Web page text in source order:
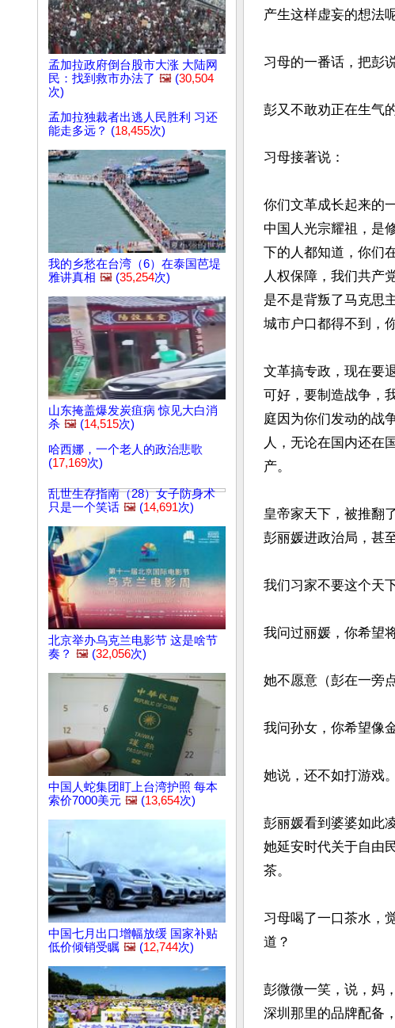
孟加拉政府倒台股市大涨 大陆网
民：找到救市办法了 🖼️ (30,504
次)
孟加拉独裁者出逃人民胜利 习还
能走多远？ (18,455次)
我的乡愁在台湾（6）在泰国芭堤
雅讲真相 🖼️ (35,254次)
山东掩盖爆发炭疽病 惊见大白消
杀 🖼️ (14,515次)
哈西娜，一个老人的政治悲歌
(17,169次)
乱世生存指南（28）女子防身术
只是一个笑话 🖼️ (14,691次)
北京举办乌克兰电影节 这是啥节
奏？ 🖼️ (32,056次)
中国人蛇集团盯上台湾护照 每本
索价7000美元 🖼️ (13,654次)
中国七月出口增幅放缓 国家补贴
低价倾销受瞩 🖼️ (12,744次)
产生这样虚妄的想法
习母的一番话，把彭
彭又不敢劝正在生气
习母接著说：
你们文革成长起来的
中国人光宗耀祖，是
下的人都知道，你们
人权保障，我们共产
是不是背叛了马克思
城市户口都得不到，
文革搞专政，现在要
可好，要制造战争，
庭因为你们发动的战
人，无论在国内还在
产。
皇帝家天下，被推翻
彭丽媛进政治局，甚
我们习家不要这个天下
我问过丽媛，你希望
她不愿意（彭在一旁点
我问孙女，你希望像
她说，还不如打游戏
彭丽媛看到婆婆如此
她延安时代关于自由
茶。
习母喝了一口茶水，
道？
彭微微一笑，说，妈
深圳那里的品牌配备